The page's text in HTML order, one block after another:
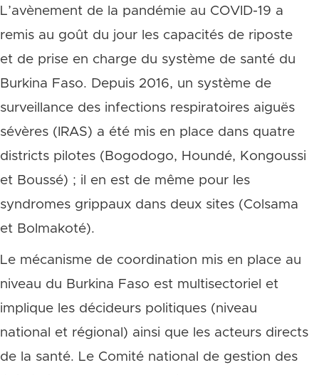
L’avènement de la pandémie au COVID-19 a
remis au goût du jour les capacités de riposte
et de prise en charge du système de santé du
Burkina Faso. Depuis 2016, un système de
surveillance des infections respiratoires aiguës
sévères (IRAS) a été mis en place dans quatre
districts pilotes (Bogodogo, Houndé, Kongoussi
et Boussé) ; il en est de même pour les
syndromes grippaux dans deux sites (Colsama
et Bolmakoté).
Le mécanisme de coordination mis en place au
niveau du Burkina Faso est multisectoriel et
implique les décideurs politiques (niveau
national et régional) ainsi que les acteurs directs
de la santé. Le Comité national de gestion des